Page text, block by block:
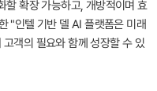
할 확장 가능하고, 개방적이며 효
"인텔 기반 델 AI 플랫폼은 미래
객의 필요와 함께 성장할 수 있